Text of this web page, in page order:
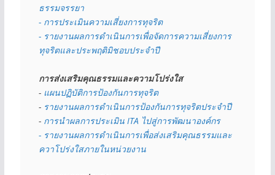
ธรรมจรรยา
- การประเมินความเสี่ยงการทุจริต
- รายงานผลการดำเนินการเพื่อจัดการความเสี่ยงการ
ทุจริตและประพฤติมิชอบประจำปี
การส่งเสริมคุณธรรมและความโปร่งใส
- แผนปฏิบัติการป้องกันการทุจริต
- รายงานผลการดำเนินการป้องกันการทุจริตประจำปี
- การนำผลการประเมิน ITA ไปสู่การพัฒนาองค์กร
- รายงานผลการดำเนินการเพื่อส่งเสริมคุณธรรมและ
ควาโปร่งใสภายในหน่วยงาน